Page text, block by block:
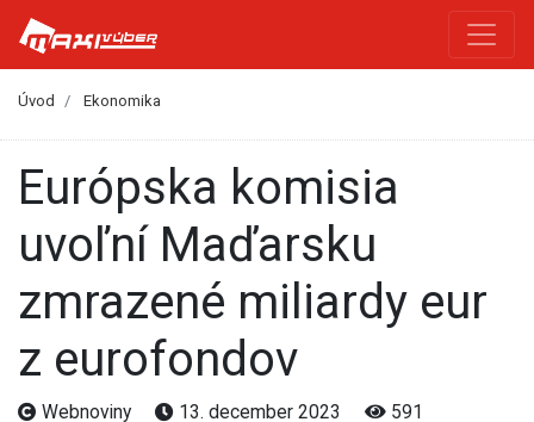
Úvod Ekonomika
Európska komisia
uvoľní Maďarsku
zmrazené miliardy eur
z eurofondov
Webnoviny 13. december 2023 591